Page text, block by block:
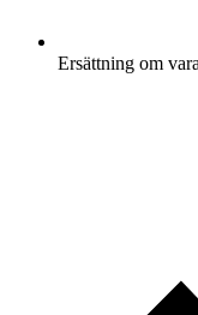
Ersättning om